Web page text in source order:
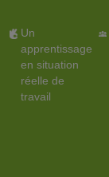
Un
apprentissage
en situation
réelle de
travail